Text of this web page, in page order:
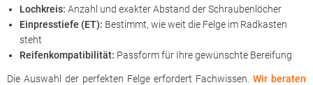
Lochkreis: Anzahl und exakter Abstand der Schraubenlöcher
Einpresstiefe (ET): Bestimmt, wie weit die Felge im Radkasten
steht
Reifenkompatibilität: Passform für Ihre gewünschte Bereifung
Die Auswahl der perfekten Felge erfordert Fachwissen. Wir beraten